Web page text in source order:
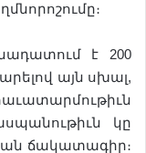
է 200
այն սխալ,
կը
ճակատագիր։